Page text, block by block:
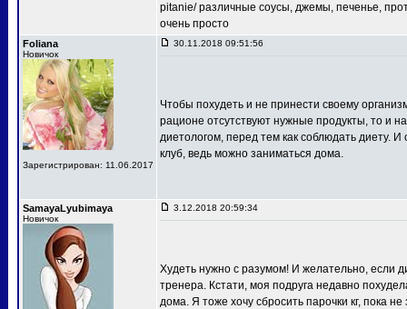
pitanie/ различные соусы, джемы, печенье,
очень просто
Foliana
Новичок
Зарегистрирован: 11.06.2017
30.11.2018 09:51:56
Чтобы похудеть и не принести своему
рационе отсутствуют нужные продукты, то и
диетологом, перед тем как соблюдать диету.
клуб, ведь можно заниматься дома.
SamayaLyubimaya
Новичок
3.12.2018 20:59:34
Худеть нужно с разумом! И желательно, если
тренера. Кстати, моя подруга недавно
дома. Я тоже хочу сбросить парочки кг, пока